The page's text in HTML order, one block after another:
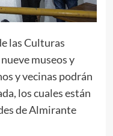
las Culturas
museos y
y vecinas podrán
los cuales están
de Almirante